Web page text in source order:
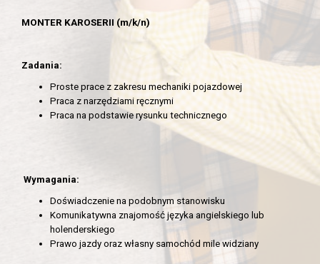
MONTER KAROSERII (m/k/n)
Zadania:
Proste prace z zakresu mechaniki pojazdowej
Praca z narzędziami ręcznymi
Praca na podstawie rysunku technicznego
Wymagania:
Doświadczenie na podobnym stanowisku
Komunikatywna znajomość języka angielskiego lub
holenderskiego
Prawo jazdy oraz własny samochód mile widziany